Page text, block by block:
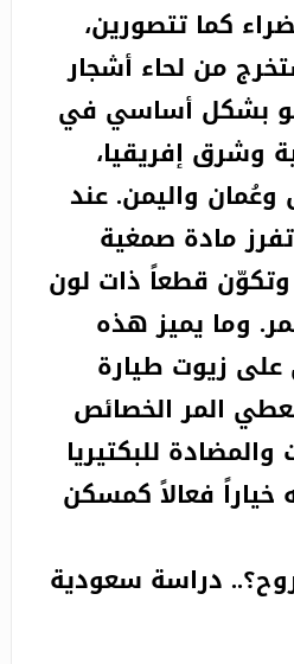
كما تتصورين،
من لحاء أشجار
بشكل أساسي في
وشرق إفريقيا،
واليمن. عند
مادة صمغية
قطعاً ذات لون
وما يميز هذه
على زيوت طيارة
المر الخصائص
والمضادة للبكتيريا
خياراً فعالاً كمسكن
دراسة سعودية